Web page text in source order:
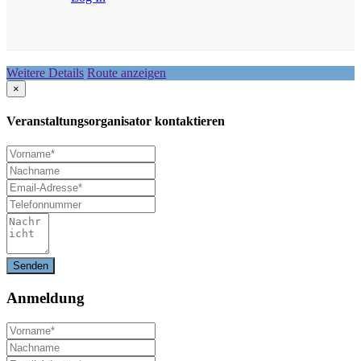
Weitere Details Route anzeigen
×
Veranstaltungsorganisator kontaktieren
Anmeldung